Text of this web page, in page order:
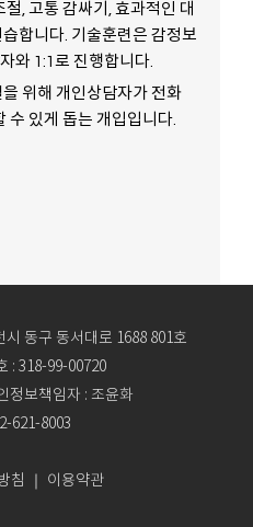
절, 고통 감싸기, 효과적인 대
합니다. 기술훈련은 감정보
와 1:1로 진행합니다.
위해 개인상담자가 전화
수 있게 돕는 개입입니다.
동구 동서대로 1688 801호
: 318-99-00720
정보책임자 : 조윤화
621-8003
침 이용약관